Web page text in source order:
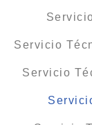
Servicio
Servicio